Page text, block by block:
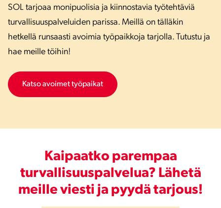
SOL tarjoaa monipuolisia ja kiinnostavia työtehtäviä
turvallisuuspalveluiden parissa. Meillä on tälläkin
hetkellä runsaasti avoimia työpaikkoja tarjolla. Tutustu ja
hae meille töihin!
Katso avoimet työpaikat
Kaipaatko parempaa
turvallisuuspalvelua? Lähetä
meille viesti ja pyydä tarjous!